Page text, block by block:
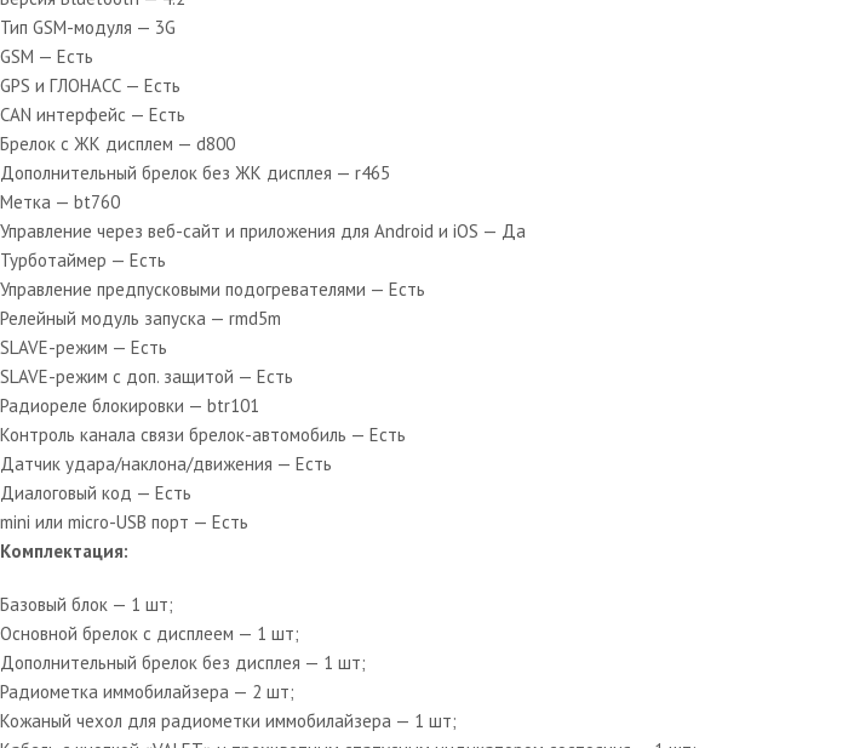
Тип GSM-модуля — 3G
GSM — Есть
GPS и ГЛОНАСС — Есть
CAN интерфейс — Есть
Брелок с ЖК дисплем — d800
Дополнительный брелок без ЖК дисплея — r465
Метка — bt760
Управление через веб-сайт и приложения для Android и iOS — Да
Турботаймер — Есть
Управление предпусковыми подогревателями — Есть
Релейный модуль запуска — rmd5m
SLAVE-режим — Есть
SLAVE-режим с доп. защитой — Есть
Радиореле блокировки — btr101
Контроль канала связи брелок-автомобиль — Есть
Датчик удара/наклона/движения — Есть
Диалоговый код — Есть
mini или micro-USB порт — Есть
Комплектация:
Базовый блок — 1 шт;
Основной брелок с дисплеем — 1 шт;
Дополнительный брелок без дисплея — 1 шт;
Радиометка иммобилайзера — 2 шт;
Кожаный чехол для радиометки иммобилайзера — 1 шт;